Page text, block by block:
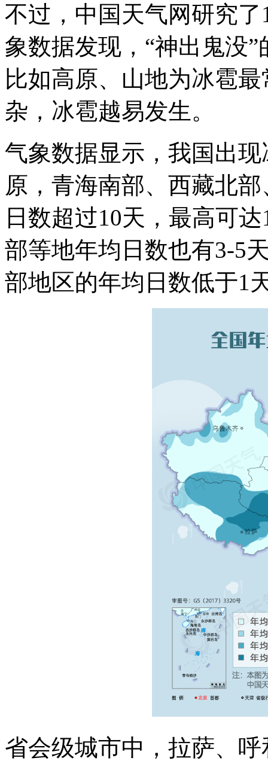
不过，中国天气网研究了
象数据发现，“神出鬼没
比如高原、山地为冰雹
杂，冰雹越易发生。
气象数据显示，我国出
原，青海南部、西藏北
日数超过10天，最高可
部等地年均日数也有3-5
部地区的年均日数低于1
省会级城市中，拉萨、